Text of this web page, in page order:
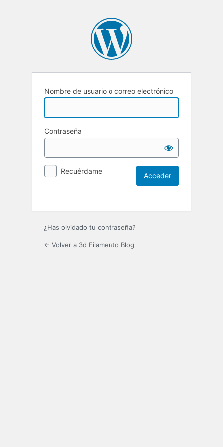
Nombre de usuario o correo electrónico
Contraseña
Recuérdame
¿Has olvidado tu contraseña?
← Volver a 3d Filamento Blog